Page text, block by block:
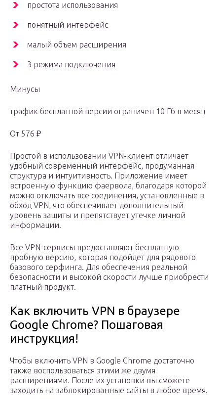
простота использования
понятный интерфейс
малый объем расширения
3 режима подключения
Минусы
трафик бесплатной версии ограничен 10 Гб в месяц
От 576 ₽
Простой в использовании VPN-клиент отличает
удобный современный интерфейс, продуманная
структура и интуитивность. Приложение имеет
встроенную функцию фаервола, благодаря которой
можно отключать все соединения, установленные в
обход VPN, что обеспечивает дополнительный
уровень защиты и препятствует утечке личной
информации.
Все VPN-сервисы предоставляют бесплатную
пробную версию, которая подойдет для рядового
базового серфинга. Для обеспечения реальной
безопасности и высокой скорости лучше приобрести
платный продукт.
Как включить VPN в браузере
Google Chrome? Пошаговая
инструкция!
Чтобы включить VPN в Google Chrome достаточно
также воспользоваться этими же двумя
расширениями. После их установки вы сможете
заходить на заблокированные сайты в любое время.